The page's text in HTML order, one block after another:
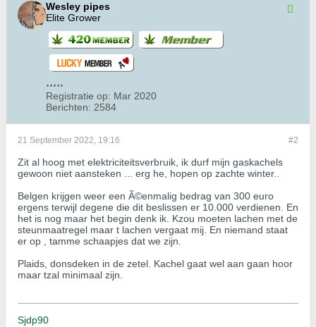
Wesley pipes
Elite Grower
Registratie op: Mar 2020
Berichten: 2584
#2
21 September 2022, 19:16
Zit al hoog met elektriciteitsverbruik, ik durf mijn gaskachels
gewoon niet aansteken ... erg he, hopen op zachte winter..
Belgen krijgen weer een Ã©enmalig bedrag van 300 euro
ergens terwijl degene die dit beslissen er 10.000 verdienen. En
het is nog maar het begin denk ik. Kzou moeten lachen met de
steunmaatregel maar t lachen vergaat mij. En niemand staat
er op , tamme schaapjes dat we zijn.
Plaids, donsdeken in de zetel. Kachel gaat wel aan gaan hoor
maar tzal minimaal zijn.
Sjdp90